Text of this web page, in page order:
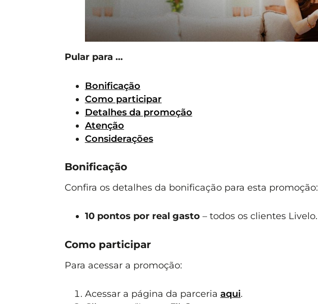
Pular para …
Bonificação
Como participar
Detalhes da promoção
Atenção
Considerações
Bonificação
Confira os detalhes da bonificação para esta promoção:
10 pontos por real gasto– todos os clientes Livelo.
Como participar
Para acessar a promoção:
Acessar a página da parceria aqui.